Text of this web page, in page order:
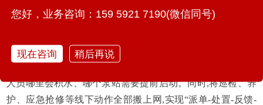
必须是一个“能思考、能打仗”的将军。
人员哪里会积水、哪个泵站需要提前启动。同时,将巡检、养
护、应急抢修等线下动作全部搬上网,实现“派单-处置-反馈-
您好，业务咨询：159 5921 7190(微信同号)
现在咨询 稍后再说